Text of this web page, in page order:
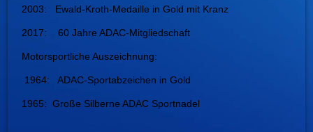
2003: Ewald-Kroth-Medaille in Gold mit Kranz
2017: 60 Jahre ADAC-Mitgliedschaft
Motorsportliche Auszeichnung:
1964: ADAC-Sportabzeichen in Gold
1965: Große Silberne ADAC Sportnadel